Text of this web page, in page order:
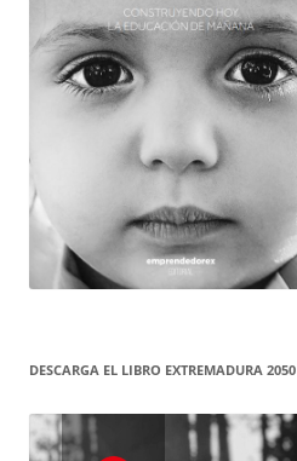
DESCARGA EL LIBRO EXTREMADURA 2050